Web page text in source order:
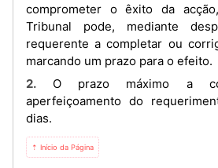
comprometer o êxito da
Tribunal pode, mediante
requerente a completar ou
marcando um prazo para o efeito.
2. O prazo máximo a conceder para o
aperfeiçoamento do
dias.
⇡ Início da Página